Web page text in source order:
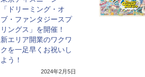
「ドリーミング・オ
ブ・ファンタジースプ
リングス」を開催！
新エリア開業のワクワ
クを一足早くお祝いし
よう！
2024年2月5日